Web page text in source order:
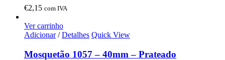
€2,15 com IVA
Ver carrinho
Adicionar/ Detalhes Quick View
Mosquetão 1057 – 40mm – Prateado